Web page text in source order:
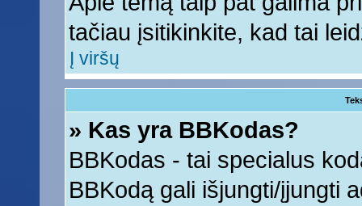
tačiau įsitikinkite, kad tai
Į viršų
» Kas yra BBKodas?
BBKodas - tai specialus
BBKodą gali išjungti/įjungti